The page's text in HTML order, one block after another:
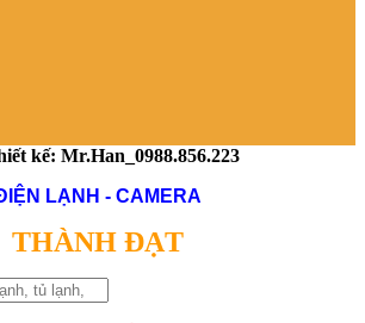
kế: Mr.Han_0988.856.223
LẠNH - CAMERA
THÀNH ĐẠT